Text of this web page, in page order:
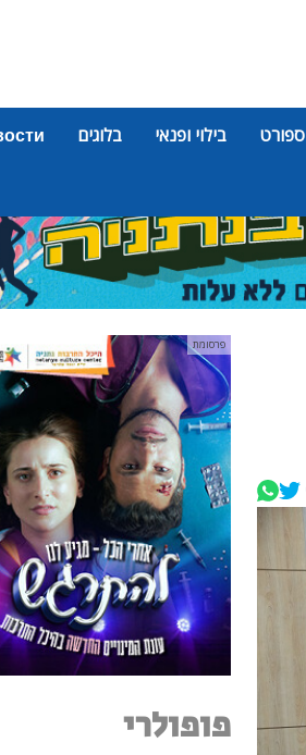
ספורט בילוי ופנאי בלוגים
פרסומת
פופולרי